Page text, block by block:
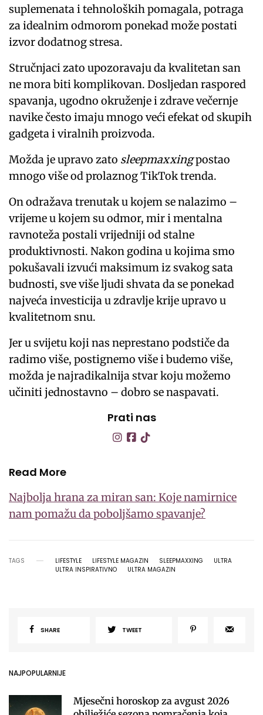
suplemenata i tehnoloških pomagala, potraga
za idealnim odmorom ponekad može postati
izvor dodatnog stresa.
Stručnjaci zato upozoravaju da kvalitetan san
ne mora biti komplikovan. Dosljedan raspored
spavanja, ugodno okruženje i zdrave večernje
navike često imaju mnogo veći efekat od skupih
gadgeta i viralnih proizvoda.
Možda je upravo zato sleepmaxxingpostao
mnogo više od prolaznog TikTok trenda.
On odražava trenutak u kojem se nalazimo –
vrijeme u kojem su odmor, mir i mentalna
ravnoteža postali vrijedniji od stalne
produktivnosti. Nakon godina u kojima smo
pokušavali izvući maksimum iz svakog sata
budnosti, sve više ljudi shvata da se ponekad
najveća investicija u zdravlje krije upravo u
kvalitetnom snu.
Jer u svijetu koji nas neprestano podstiče da
radimo više, postignemo više i budemo više,
možda je najradikalnija stvar koju možemo
učiniti jednostavno – dobro se naspavati.
Prati nas
Read More
Najbolja hrana za miran san: Koje namirnice
nam pomažu da poboljšamo spavanje?
TAGS LIFESTYLE LIFESTYLE MAGAZIN SLEEPMAXXING
ULTRA
ULTRA INSPIRATIVNO
ULTRA MAGAZIN
SHARE TWEET
NAJPOPULARNIJE
Mjesečni horoskop za avgust 2026